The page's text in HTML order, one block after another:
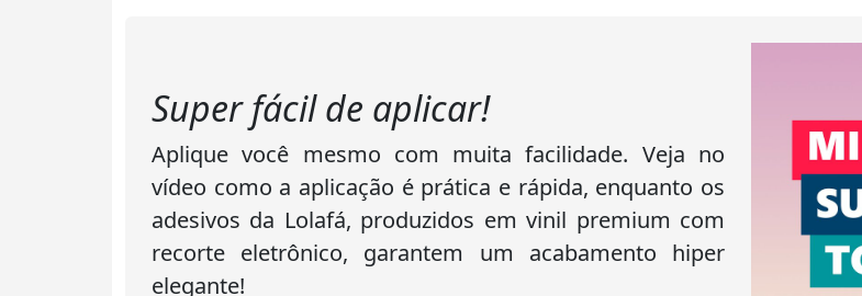
Super fácil de aplicar!
Aplique você mesmo com muita facilidade. Veja no
vídeo como a aplicação é prática e rápida, enquanto os
adesivos da Lolafá, produzidos em vinil premium com
recorte eletrônico, garantem um acabamento hiper
elegante!